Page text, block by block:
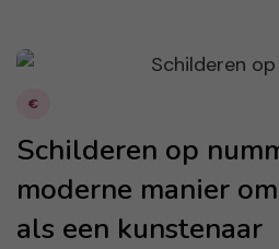
€
Schilderen op
moderne manier
als een kunstenaar